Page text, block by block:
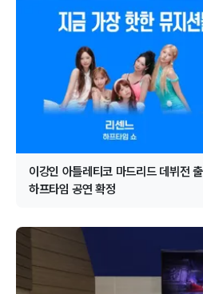
이강인 아틀레티코 마드리드 데뷔전
하프타임 공연 확정